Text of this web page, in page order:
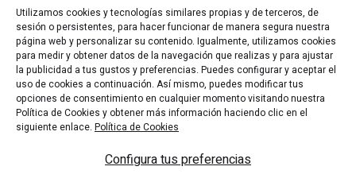
Escape Rooms Halloween
Escape Rooms San Valentín
Estudio de Mercado Escape Rooms 2021
Qué es un Escape Room
Qué es un Hall Escape
Escape Rooms en España
Utilizamos cookies y tecnologías similares propias y de terceros, de
sesión o persistentes, para hacer funcionar de manera segura nuestra
página web y personalizar su contenido. Igualmente, utilizamos cookies
para medir y obtener datos de la navegación que realizas y para ajustar
la publicidad a tus gustos y preferencias. Puedes configurar y aceptar el
uso de cookies a continuación. Así mismo, puedes modificar tus
opciones de consentimiento en cualquier momento visitando nuestra
Política de Cookies y obtener más información haciendo clic en el
siguiente enlace. Política de Cookies
Configura tus preferencias